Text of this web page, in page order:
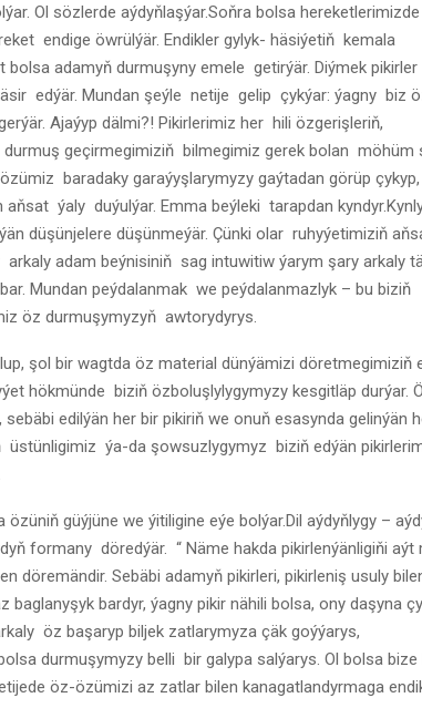
Ol sözlerde aýdyňlaşýar.Soňra bolsa
endige öwrülýär. Endikler gylyk- häsiýetiň kemala
adamyň durmuşyny emele getirýär. Diýmek pikirler
edýär. Mundan şeýle netije gelip çykýar: ýagny biz
Ajaýyp dälmi?! Pikirlerimiz her hili özgerişleriň,
geçirmegimiziň bilmegimiz gerek bolan möhüm
baradaky garaýyşlarymyzy gaýtadan görüp çykyp,
ýaly duýulýar. Emma beýleki tarapdan
düşünjelere düşünmeýär. Çünki olar ruhyýetimiziň
adam beýnisiniň sag intuwitiw ýarym şary arkaly
Mundan peýdalanmak we peýdalanmazlyk – bu biziň
öz durmuşymyzyň awtorydyrys.
şol bir wagtda öz material dünýämizi döretmegimiziň
hökmünde biziň özboluşlylygymyzy kesgitläp durýar.
edilýän her bir pikiriň we onuň esasynda gelinýän
üstünligimiz ýa-da şowsuzlygymyz biziň edýän
güýjüne we ýitiligine eýe bolýar.Dil aýdyňlygy –
formany döredýär. “ Näme hakda pikirlenýänligiňi aýt
döremändir. Sebäbi adamyň pikirleri, pikirleniş usuly
bardyr, ýagny pikir nähili bolsa, ony daşyna
öz başaryp biljek zatlarymyza çäk goýýarys,
durmuşymyzy belli bir galypa salýarys. Ol bolsa bize
öz-özümizi az zatlar bilen kanagatlandyrmaga